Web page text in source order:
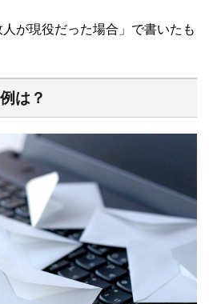
が現役だった場合」で書いたも
は？